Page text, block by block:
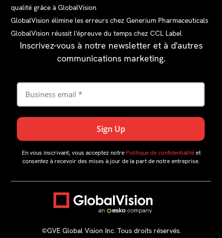
qualité grâce à GlobalVision
GlobalVision élimine les erreurs chez Generium Pharmaceuticals
GlobalVision réussit l'épreuve du temps chez CCL Label
Inscrivez-vous à notre newsletter et à d'autres
communications marketing.
En vous inscrivant, vous acceptez notre Politique de confidentialitéet
consentez à recevoir des mises à jour de la part de notre entreprise.
©GVE Global Vision Inc. Tous droits réservés.